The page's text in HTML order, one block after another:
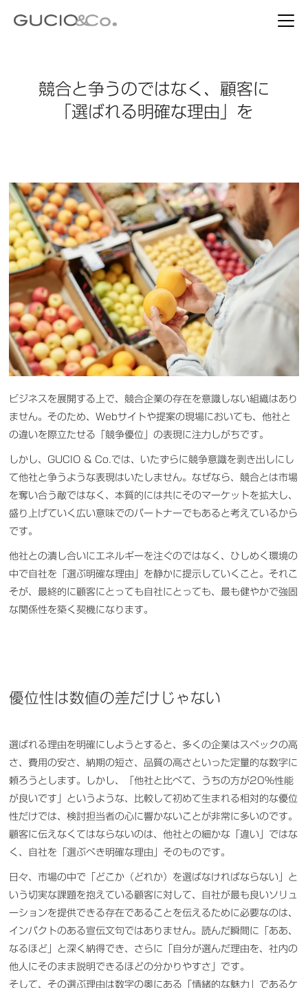
競合と争うのではなく、顧客に
「選ばれる明確な理由」を
ビジネスを展開する上で、競合企業の存在を意識しない組織はあり
ません。そのため、Webサイトや提案の現場においても、他社と
の違いを際立たせる「競争優位」の表現に注力しがちです。
しかし、GUCIO & Co.では、いたずらに競争意識を剥き出しにし
て他社と争うような表現はいたしません。なぜなら、競合とは市場
を奪い合う敵ではなく、本質的には共にそのマーケットを拡大し、
盛り上げていく広い意味でのパートナーでもあると考えているから
です。
他社との潰し合いにエネルギーを注ぐのではなく、ひしめく環境の
中で自社を「選ぶ明確な理由」を静かに提示していくこと。それこ
そが、最終的に顧客にとっても自社にとっても、最も健やかで強固
な関係性を築く契機になります。
優位性は数値の差だけじゃない
選ばれる理由を明確にしようとすると、多くの企業はスペックの高
さ、費用の安さ、納期の短さ、品質の高さといった定量的な数字に
頼ろうとします。しかし、「他社と比べて、うちの方が20%性能
が良いです」というような、比較して初めて生まれる相対的な優位
性だけでは、検討担当者の心に響かないことが非常に多いのです。
顧客に伝えなくてはならないのは、他社との細かな「違い」ではな
く、自社を「選ぶべき明確な理由」そのものです。
日々、市場の中で「どこか（どれか）を選ばなければならない」と
いう切実な課題を抱えている顧客に対して、自社が最も良いソリュ
ーションを提供できる存在であることを伝えるために必要なのは、
インパクトのある宣伝文句ではありません。読んだ瞬間に「ああ、
なるほど」と深く納得でき、さらに「自分が選んだ理由を、社内の
他人にそのまま説明できるほどの分かりやすさ」です。
そして、その選ぶ理由は数字の奥にある「情緒的な魅力」であるケ